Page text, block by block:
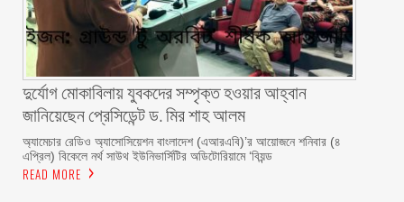
দুর্যোগ মোকাবিলায় যুবকদের সম্পৃক্ত হওয়ার আহ্বান
জানিয়েছেন প্রেসিডেন্ট ড. মির শাহ আলম ‎ ‎
অ্যামেচার রেডিও অ্যাসোসিয়েশন বাংলাদেশ (এআরএবি)’র আয়োজনে শনিবার (৪
এপ্রিল) বিকেলে নর্থ সাউথ ইউনিভার্সিটির অডিটোরিয়ামে ‘বিয়ন্ড
READ MORE